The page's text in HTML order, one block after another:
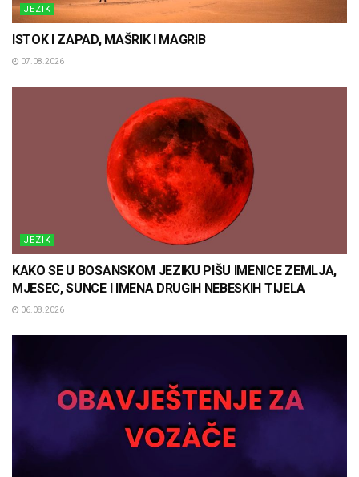
JEZIK
ISTOK I ZAPAD, MAŠRIK I MAGRIB
07.08.2026
JEZIK
KAKO SE U BOSANSKOM JEZIKU PIŠU IMENICE ZEMLJA,
MJESEC, SUNCE I IMENA DRUGIH NEBESKIH TIJELA
06.08.2026